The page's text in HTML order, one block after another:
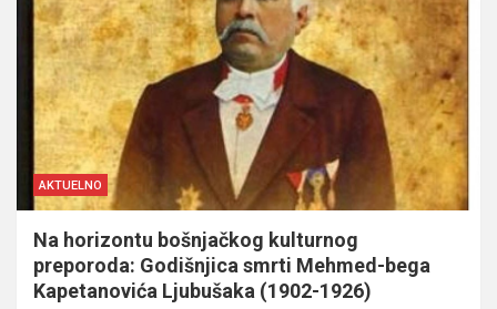
AKTUELNO
Na horizontu bošnjačkog kulturnog
preporoda: Godišnjica smrti Mehmed-bega
Kapetanovića Ljubušaka (1902-1926)